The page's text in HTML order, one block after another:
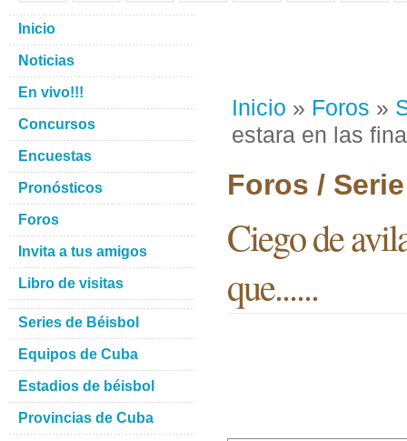
Inicio » Foros »
estara en las
Foros /
Ciego de
que......
Inicio
Noticias
En vivo!!!
Concursos
Encuestas
Pronósticos
Foros
Invita a tus amigos
Libro de visitas
Series de Béisbol
Equipos de Cuba
Estadios de béisbol
Provincias de Cuba